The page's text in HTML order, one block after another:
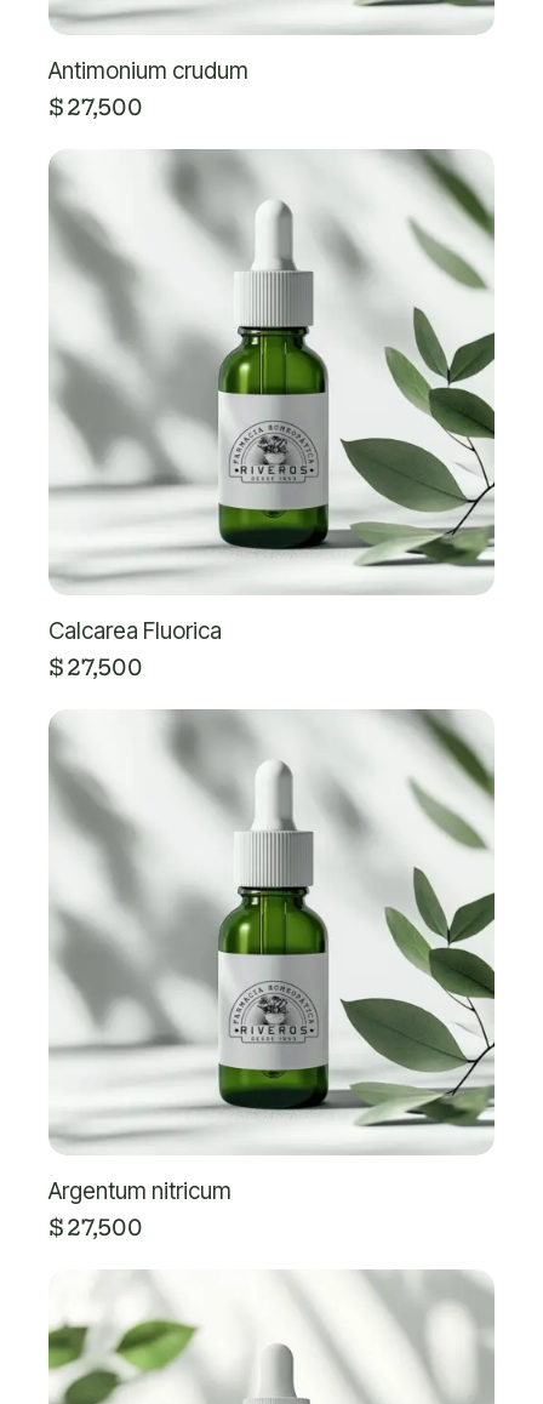
Antimonium crudum
$27,500
Calcarea Fluorica
$27,500
Argentum nitricum
$27,500